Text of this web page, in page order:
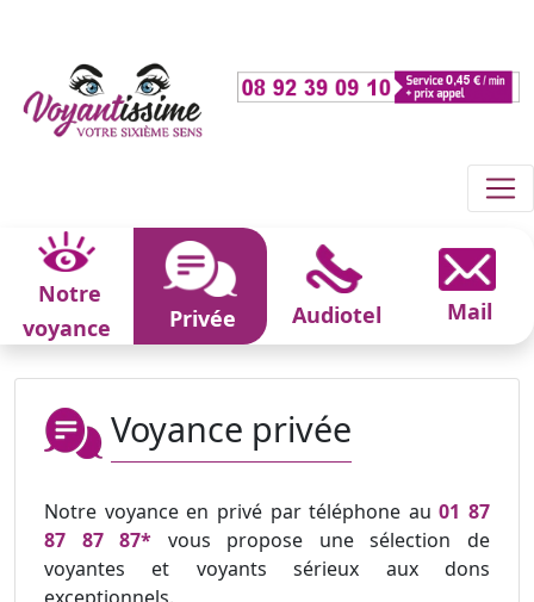
Notre
voyance
Privée Audiotel Mail
Voyance privée
Notre voyance en privé par téléphone au01 87
87 87 87* vous propose une sélection de
voyantes et voyants sérieux aux dons